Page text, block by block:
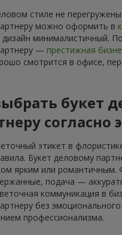
стиле не
можно оформить в
дизайн минималистичный.
— престижная
смотрится в офисе,
букет
согласно
этикет в
Букет деловому
ярким или
подача —
коммуникация в
без
профессионализма.